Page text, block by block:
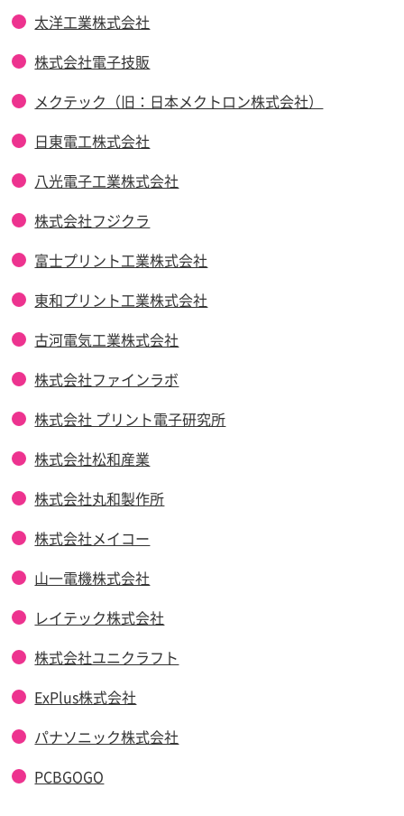
太洋工業株式会社
株式会社電子技販
メクテック（旧：日本メクトロン株式会社）
日東電工株式会社
八光電子工業株式会社
株式会社フジクラ
富士プリント工業株式会社
東和プリント工業株式会社
古河電気工業株式会社
株式会社ファインラボ
株式会社 プリント電子研究所
株式会社松和産業
株式会社丸和製作所
株式会社メイコー
山一電機株式会社
レイテック株式会社
株式会社ユニクラフト
ExPlus株式会社
パナソニック株式会社
PCBGOGO